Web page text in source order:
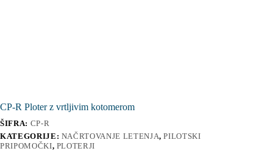
CP-R Ploter z vrtljivim kotomerom
ŠIFRA: CP-R
KATEGORIJE: NAČRTOVANJE LETENJA,PILOTSKI
PRIPOMOČKI, PLOTERJI